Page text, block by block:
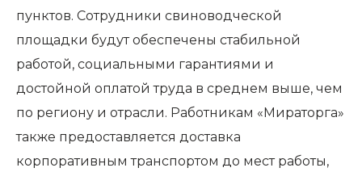
пунктов. Сотрудники свиноводческой
площадки будут обеспечены стабильной
работой, социальными гарантиями и
достойной оплатой труда в среднем выше, чем
по региону и отрасли. Работникам «Мираторга»
также предоставляется доставка
корпоративным транспортом до мест работы,